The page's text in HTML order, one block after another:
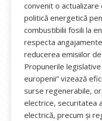
convenit o actualizare
politică energetică
combustibilii fosili la
respecta
reducerea emisiilor
Propunerile
europenii” vizează
surse regenerabile,
electrice, securitatea
electrică, precum și